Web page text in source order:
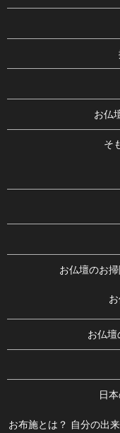
お仏
そ
お仏壇のお
お仏壇
日
お布施とは？ 自分の出